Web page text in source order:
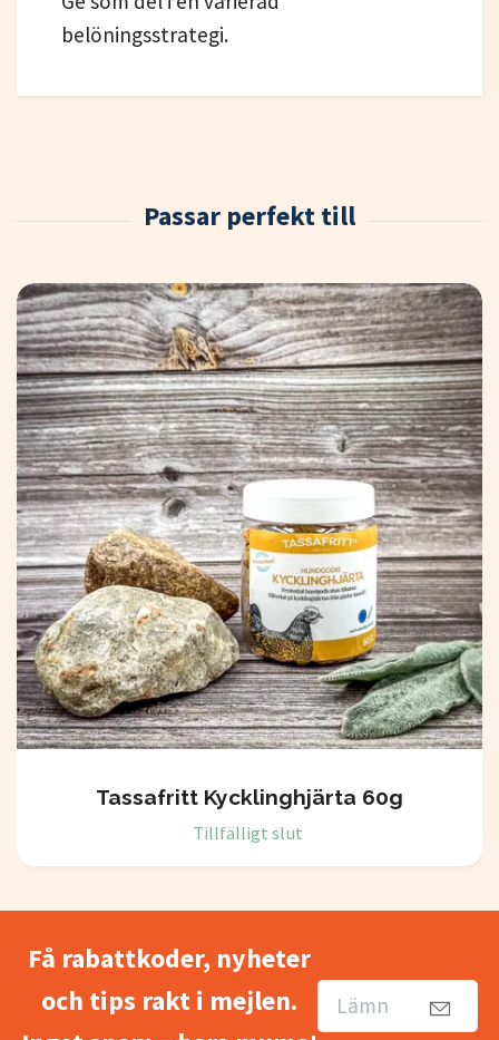
belöningsstrategi.
Tassafritt Kycklinghjärta 60g
Tillfälligt slut
Få rabattkoder, nyheter
och tips rakt i mejlen.